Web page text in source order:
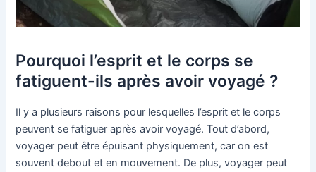
Pourquoi l’esprit et le corps se
fatiguent-ils après avoir voyagé ?
Il y a plusieurs raisons pour lesquelles l’esprit et le corps
peuvent se fatiguer après avoir voyagé. Tout d’abord,
voyager peut être épuisant physiquement, car on est
souvent debout et en mouvement. De plus, voyager peut